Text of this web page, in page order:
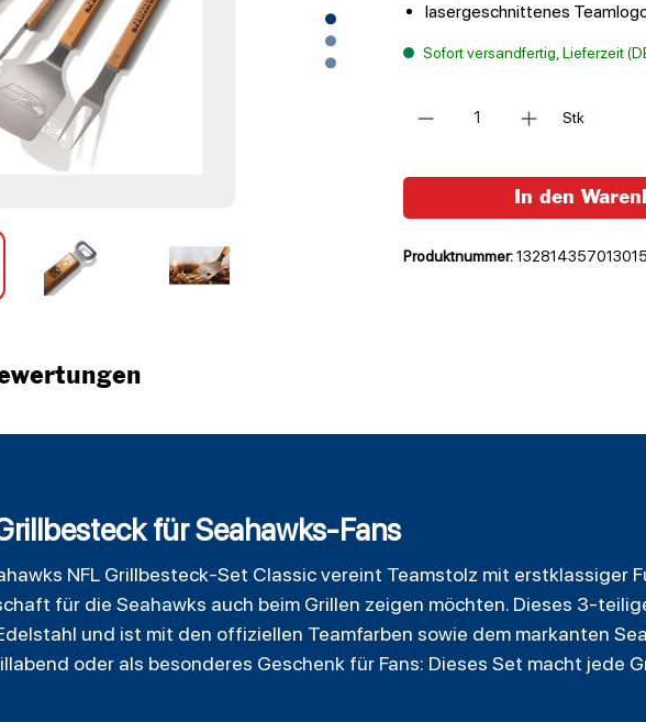
lasergeschnittenes
Sofort versandfertig, Lieferzeit
Stk
In den
Produktnummer:132814357013015
für Seahawks-Fans
NFL Grillbesteck-Set Classicvereint Teamstolz mit erstklassiger
für die Seahawks auch beim Grillen zeigen möchten. Dieses 3-
und ist mit den offiziellen Teamfarben sowie dem markanten
oder als besonderes Geschenk für Fans: Dieses Set macht jede